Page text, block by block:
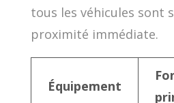
tous les véhicules sont
proximité immédiate.
Équipement